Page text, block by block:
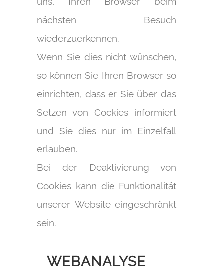
nächsten Besuch
wiederzuerkennen.
Wenn Sie dies nicht wünschen,
so können Sie Ihren Browser so
einrichten, dass er Sie über das
Setzen von Cookies informiert
und Sie dies nur im Einzelfall
erlauben.
Bei der Deaktivierung von
Cookies kann die Funktionalität
unserer Website eingeschränkt
sein.
WEBANALYSE